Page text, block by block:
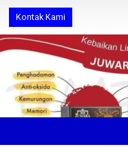
Kontak Kami